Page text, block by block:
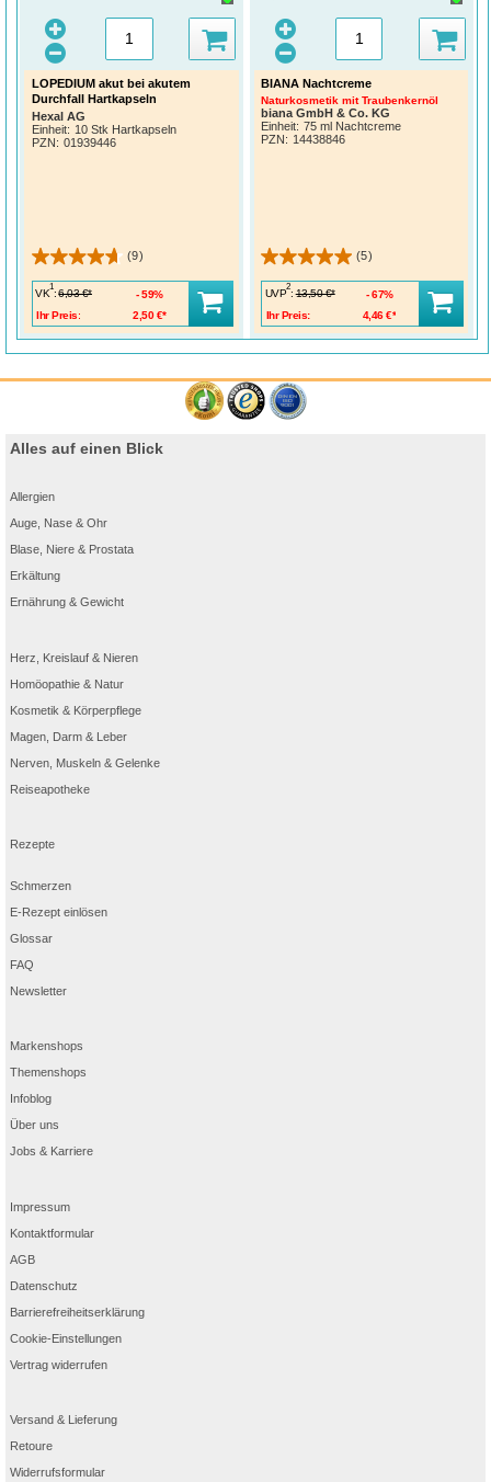
LOPEDIUM akut bei akutem
Durchfall Hartkapseln
Hexal AG
Einheit: 10 Stk Hartkapseln
PZN: 01939446
(9)
VK
1
: 6,03 €*
Ihr Preis:
2,50 €*
59%
BIANA Nachtcreme
Naturkosmetik mit Traubenkernöl
biana GmbH & Co. KG
Einheit: 75 ml Nachtcreme
PZN: 14438846
(5)
UVP
2
: 13,50 €*
Ihr Preis:
4,46 €*
67%
Alles auf einen Blick
Allergien
Auge, Nase & Ohr
Blase, Niere & Prostata
Erkältung
Ernährung & Gewicht
Herz, Kreislauf & Nieren
Homöopathie & Natur
Kosmetik & Körperpflege
Magen, Darm & Leber
Nerven, Muskeln & Gelenke
Reiseapotheke
Rezepte
Schmerzen
E-Rezept einlösen
Glossar
FAQ
Newsletter
Markenshops
Themenshops
Infoblog
Über uns
Jobs & Karriere
Impressum
Kontaktformular
AGB
Datenschutz
Barrierefreiheitserklärung
Cookie-Einstellungen
Vertrag widerrufen
Versand & Lieferung
Retoure
Widerrufsformular